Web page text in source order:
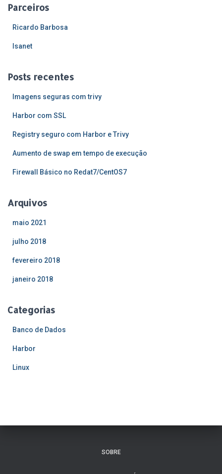
i
r
Parceiros
Ricardo Barbosa
Isanet
Posts recentes
Imagens seguras com trivy
Harbor com SSL
Registry seguro com Harbor e Trivy
Aumento de swap em tempo de execução
Firewall Básico no Redat7/CentOS7
Arquivos
maio 2021
julho 2018
fevereiro 2018
janeiro 2018
Categorias
Banco de Dados
Harbor
Linux
SOBRE